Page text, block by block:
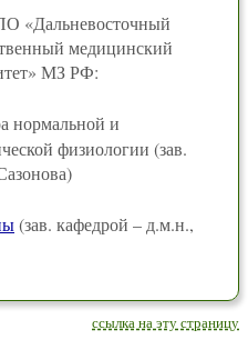
«Дальневосточный
медицинский
МЗ РФ:
нормальной и
физиологии (зав.
(зав. кафедрой – д.м.н.,
ссылка на эту страницу